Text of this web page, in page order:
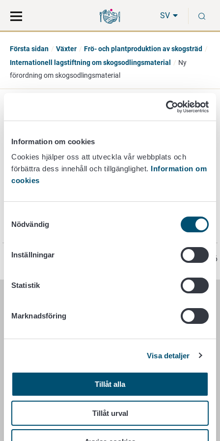
Information om cookies
Cookies hjälper oss att utveckla vår webbplats och
förbättra dess innehåll och tillgänglighet. Information om
cookies
Nödvändig
Inställningar
Statistik
Marknadsföring
Visa detaljer
Tillåt alla
Tillåt urval
direkt
till
på
hela
SV
Första sidan Växter
Frö- och plantproduktion av skogsträd
Internationell lagstiftning om skogsodlingsmaterial
Ny
förordning om skogsodlingsmaterial
Ny förordning om
skogsodlingsmaterial
Den nya förordningen om skogsodlingsmaterial har
Se förordningen i EUR‑Lex.
Sidan har senast uppdaterats 26.6.2026
00027 LIVSMEDELSVERKET
Tillgänglighetsutlåtande
Information om webbplatsen
Cookie inställningar